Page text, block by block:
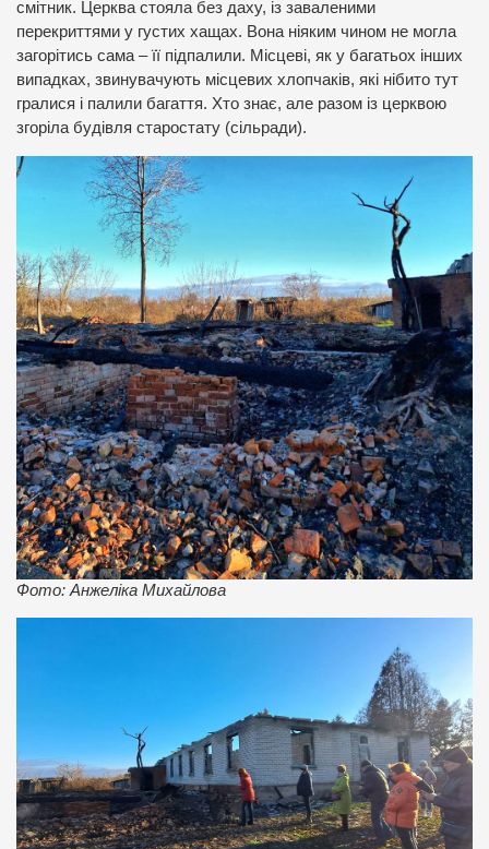
смітник. Церква стояла без даху, із заваленими
перекриттями у густих хащах. Вона ніяким чином не могла
загорітись сама – її підпалили. Місцеві, як у багатьох інших
випадках, звинувачують місцевих хлопчаків, які нібито тут
гралися і палили багаття. Хто знає, але разом із церквою
згоріла будівля старостату (сільради).
Фото: Анжеліка Михайлова